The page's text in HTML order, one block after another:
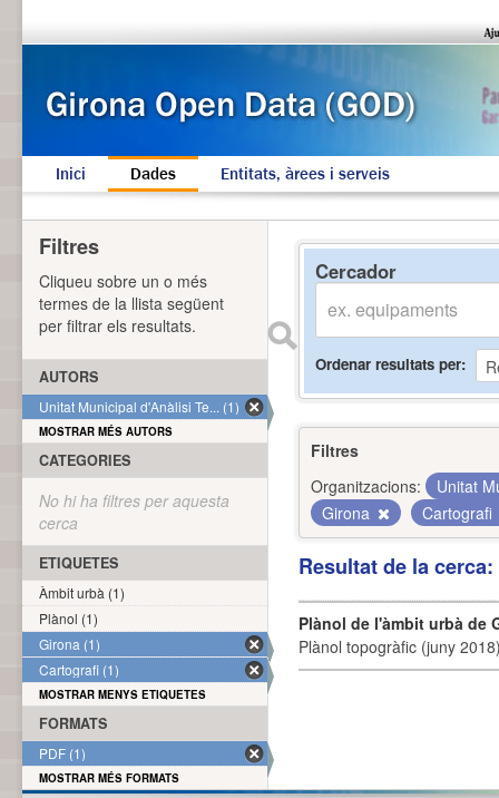
Inici Dades Entitats, àrees i serveis
Cercador
Ordenar resultats per
Filtres
Organitzacions:
Unitat
Girona
Cartografi
Resultat de la
Plànol de l'àmbit urbà de
Plànol topogràfic (juny
Filtres
Cliqueu sobre un o més
termes de la llista següent
per filtrar els resultats.
AUTORS
Unitat Municipal d'Anàlisi Te... (1)
MOSTRAR MÉS AUTORS
CATEGORIES
No hi ha filtres per aquesta
cerca
ETIQUETES
Àmbit urbà (1)
Plànol (1)
Girona (1)
Cartografi (1)
MOSTRAR MENYS ETIQUETES
FORMATS
PDF (1)
MOSTRAR MÉS FORMATS